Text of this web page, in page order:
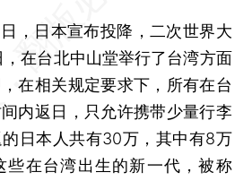
日本宣布投降，二次世界大
在台北中山堂举行了台湾方面
在相关规定要求下，所有在台
内返日，只允许携带少量行李
日本人共有30万，其中有8万
些在台湾出生的新一代，被称